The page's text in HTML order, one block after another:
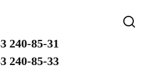
240-85-31
240-85-33